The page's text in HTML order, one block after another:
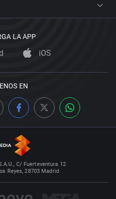
LA APP
iOS
EN
C/ Fuerteventura 12
Reyes, 28703 Madrid